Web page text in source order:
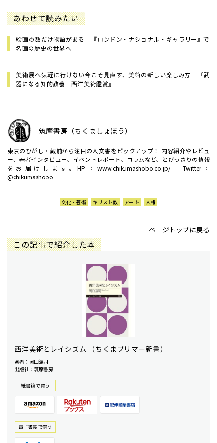
あわせて読みたい
絵画の数だけ物語がある 『ロンドン・ナショナル・ギャラリー』で
名画の歴史の世界へ
美術展へ気軽に行けない今こそ見直す、美術の新しい楽しみ方 『武
器になる知的教養 西洋美術鑑賞』
筑摩書房（ちくましょぼう）
東京のひがし・蔵前から注目の人文書をピックアップ！ 内容紹介やレビュ
ー、著者インタビュー、イベントレポート、コラムなど、とびっきりの情報
をお届けします。HP：www.chikumashobo.co.jp/ Twitter：
@chikumashobo
文化・芸術 キリスト教 アート 人権
ページトップに戻る
この記事で紹介した本
西洋美術とレイシズム （ちくまプリマー新書）
著者：岡田温司
出版社：筑摩書房
紙書籍で買う
電⼦書籍で買う